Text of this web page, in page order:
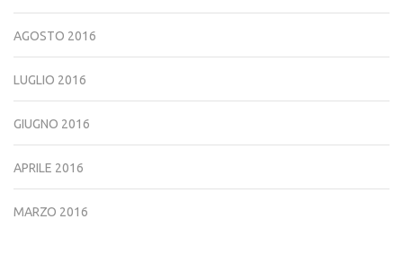
AGOSTO 2016
LUGLIO 2016
GIUGNO 2016
APRILE 2016
MARZO 2016